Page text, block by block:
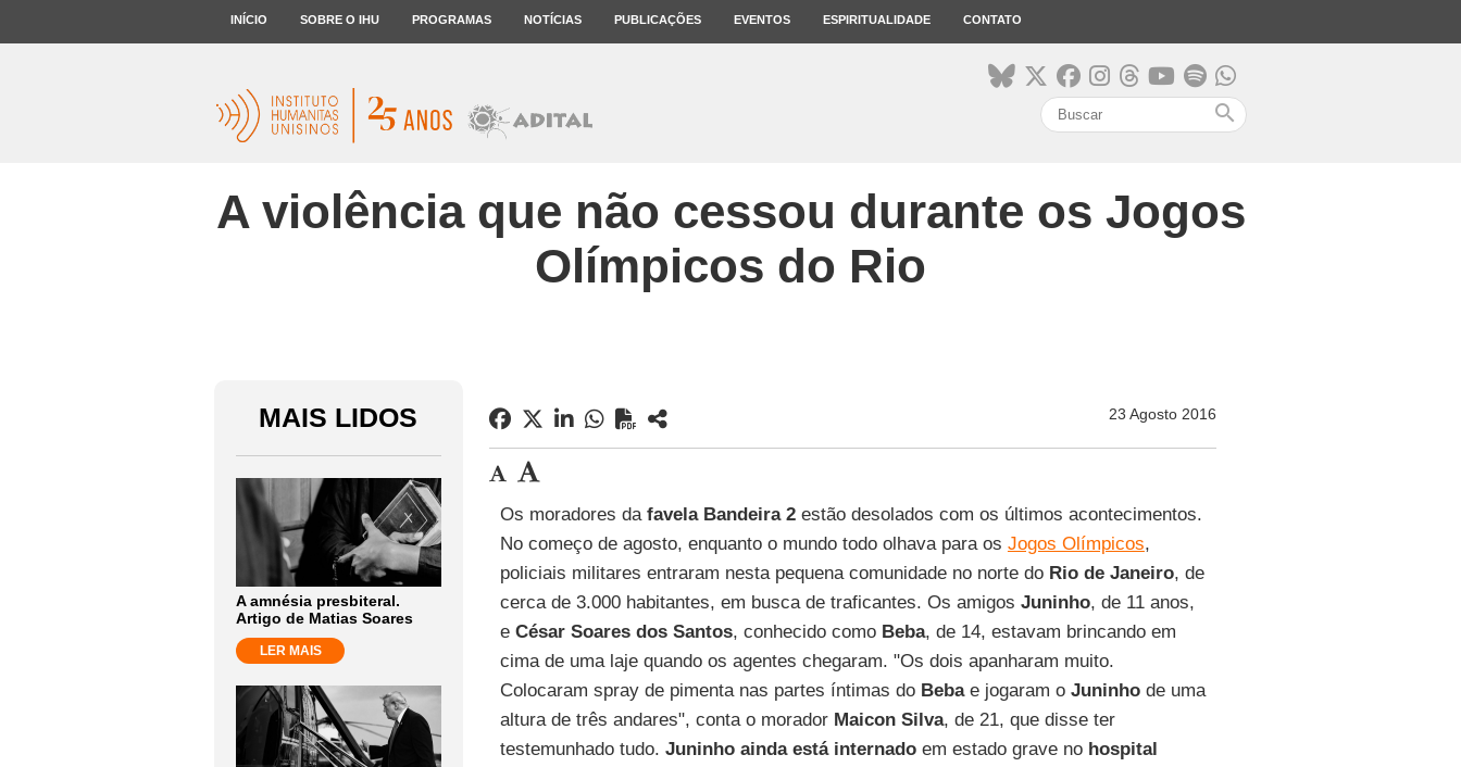
INÍCIO SOBRE O IHU PROGRAMAS NOTÍCIAS PUBLICAÇÕES EVENTOS ESPIRITUALIDADE CONTATO
search
A violência que não cessou durante os Jogos
Olímpicos do Rio
MAIS LIDOS
A amnésia presbiteral.
Artigo de Matias Soares
LER MAIS
23 Agosto 2016
Os moradores da favela Bandeira 2estão desolados com os últimos acontecimentos.
No começo de agosto, enquanto o mundo todo olhava para os Jogos Olímpicos,
policiais militares entraram nesta pequena comunidade no norte do Rio de Janeiro, de
cerca de 3.000 habitantes, em busca de traficantes. Os amigos Juninho, de 11 anos,
e César Soares dos Santos, conhecido como Beba, de 14, estavam brincando em
cima de uma laje quando os agentes chegaram. "Os dois apanharam muito.
Colocaram spray de pimenta nas partes íntimas do Bebae jogaram o Juninhode uma
altura de três andares", conta o morador Maicon Silva, de 21, que disse ter
testemunhado tudo. Juninho ainda está internadoem estado grave no hospital